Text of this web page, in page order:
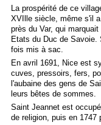
La prospérité de ce
XVIlle siècle, même s'il
près du Var, qui
Etats du Duc de Savoie.
fois mis à sac.
En avril 1691, Nice est
cuves, pressoirs, fers,
l'aubaine des gens de
leurs bêtes de sommes.
Saint Jeannet est
de religion, puis en 1747